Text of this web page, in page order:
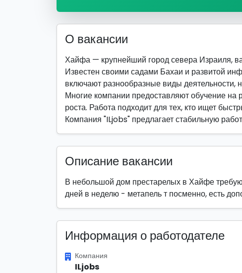
О вакансии
Хайфа — крупнейший город севера Израиля,
Известен своими садами Бахаи и развитой
включают разнообразные виды
Многие компании предоставляют обучение на
роста. Работа подходит для тех, кто ищет
Компания "ILjobs" предлагает стабильную
Описание вакансии
В небольшой дом престарелых в Хайфе
дней в неделю - метапель т посменно, есть
Информация о работодателе
Компания
ILjobs